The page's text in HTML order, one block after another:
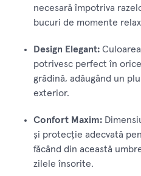
necesară împotriva
bucuri de momente
Design Elegant:
potrivesc perfect în
grădină, adăugând un
exterior.
Confort Maxim:
și protecție adecvată
făcând din această
zilele însorite.